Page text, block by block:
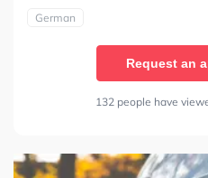
German
Request an
132 people have